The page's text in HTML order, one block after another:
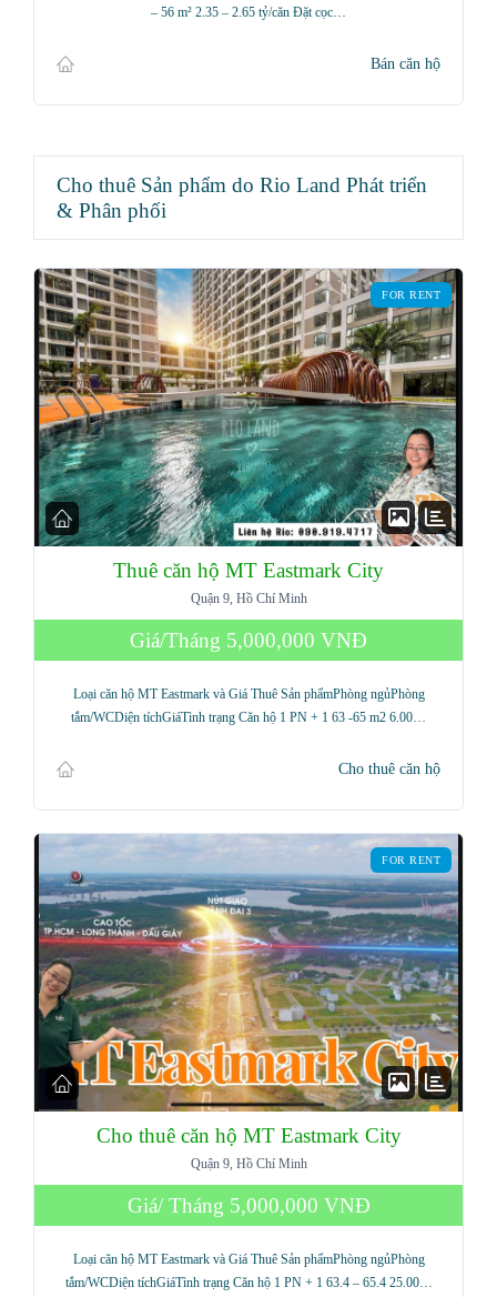
– 56 m² 2.35 – 2.65 tỷ/căn Đặt cọc…
Bán căn hộ
Cho thuê Sản phẩm do Rio Land Phát triển
& Phân phối
FOR RENT
Thuê căn hộ MT Eastmark City
Quận 9, Hồ Chí Minh
Giá/Tháng 5,000,000 VNĐ
Loại căn hộ MT Eastmark và Giá Thuê Sản phẩmPhòng ngủPhòng
tắm/WCDiện tíchGiáTình trạng Căn hộ 1 PN + 1 63 -65 m2 6.00…
Cho thuê căn hộ
FOR RENT
Cho thuê căn hộ MT Eastmark City
Quận 9, Hồ Chí Minh
Giá/ Tháng 5,000,000 VNĐ
Loại căn hộ MT Eastmark và Giá Thuê Sản phẩmPhòng ngủPhòng
tắm/WCDiện tíchGiáTình trạng Căn hộ 1 PN + 1 63.4 – 65.4 25.00…